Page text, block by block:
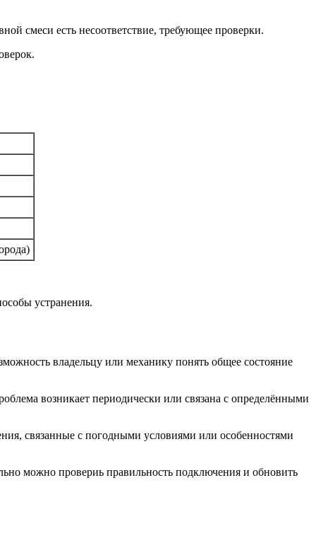
смеси есть несоответствие, требующее проверки.
устранения.
владельцу или механику понять общее состояние
возникает периодически или связана с определёнными
связанные с погодными условиями или особенностями
можно провериь правильность подключения и обновить